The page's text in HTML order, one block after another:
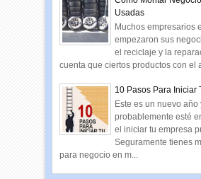
Usadas
Muchos empresarios
empezaron sus
el reciclaje y la
cuenta que ciertos productos con el
10 Pasos Para Iniciar
Este es un nuevo año
probablemente esté
el iniciar tu empresa
Seguramente tienes
para negocio en m...